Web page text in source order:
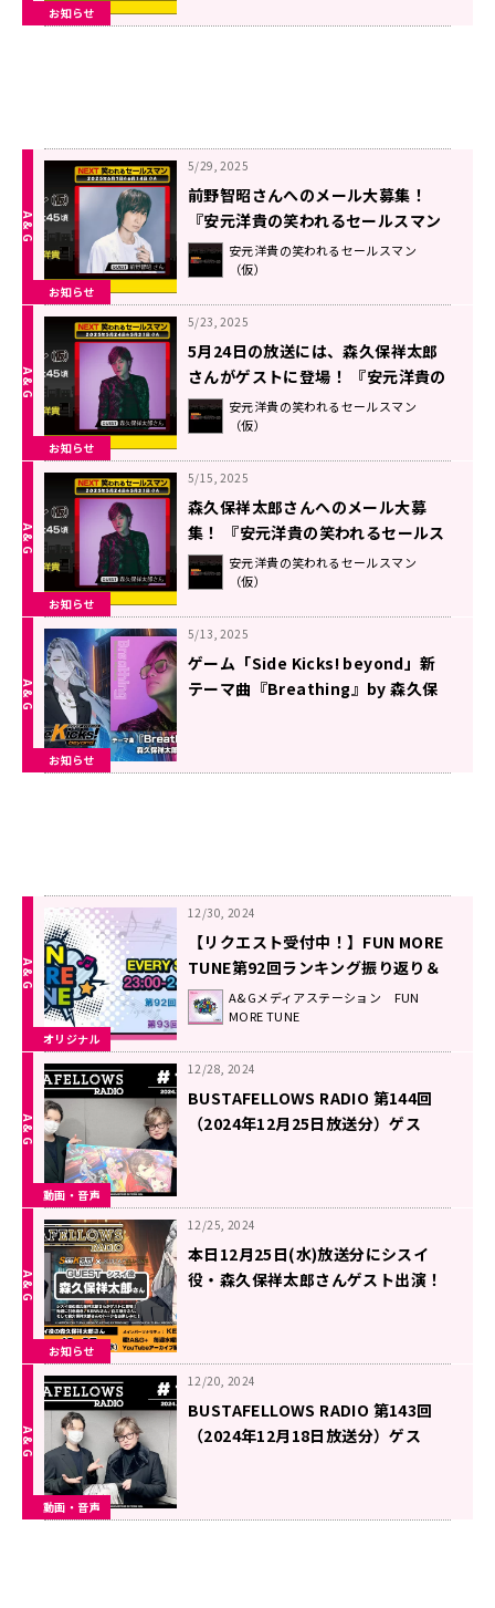
お知らせ
お知らせ
5/29, 2025
前野智昭さんへのメール大募集！
『安元洋貴の笑われるセールスマン
（仮）』安元洋貴の笑われるセールスマン
（仮）
お知らせ
5/23, 2025
5月24日の放送には、森久保祥太郎
さんがゲストに登場！ 『安元洋貴の
笑われるセールスマン（仮）』
安元洋貴の笑われるセールスマン
（仮）
お知らせ
5/15, 2025
森久保祥太郎さんへのメール大募
集！ 『安元洋貴の笑われるセールス
マン（仮）』
安元洋貴の笑われるセールスマン
（仮）
お知らせ
5/13, 2025
ゲーム「Side Kicks! beyond」新
テーマ曲『Breathing』by 森久保
オリジナル
12/30, 2024
【リクエスト受付中！】FUN MORE
TUNE第92回ランキング振り返り＆
第93回 注目楽曲紹介
A&Gメディアステーション FUN
MORE TUNE
動画・音声
12/28, 2024
BUSTAFELLOWS RADIO 第144回
（2024年12月25日放送分）ゲス
お知らせ
12/25, 2024
本日12月25日(水)放送分にシスイ
役・森久保祥太郎さんゲスト出演！
動画・音声
12/20, 2024
BUSTAFELLOWS RADIO 第143回
（2024年12月18日放送分）ゲス